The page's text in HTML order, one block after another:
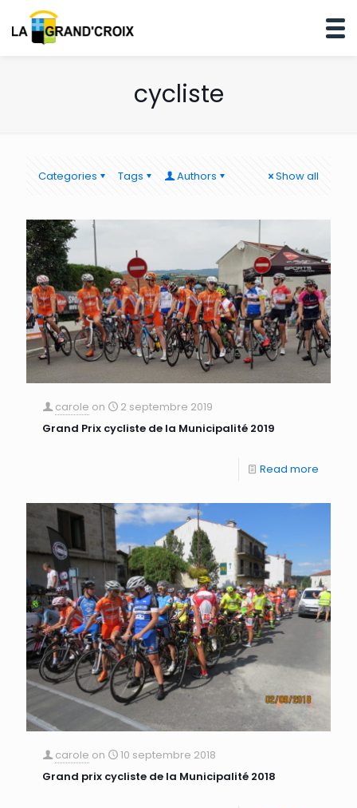
cycliste
Categories Tags Authors Show all
carole on
2 septembre 2019
Grand Prix cycliste de la Municipalité 2019
Read more
carole on
10 septembre 2018
Grand prix cycliste de la Municipalité 2018